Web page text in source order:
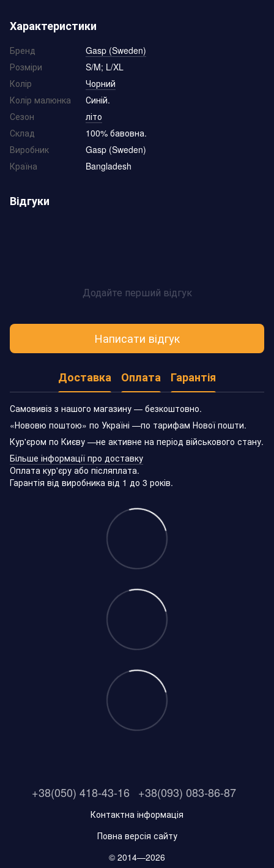
Характеристики
Бренд
Gasp (Sweden)
Розміри
S/M; L/XL
Колір
Чорний
Колір малюнка
Синій.
Сезон
літо
Склад
100% бавовна.
Виробник
Gasp (Sweden)
Країна
Bangladesh
Відгуки
Додайте перший відгук
Написати відгук
Доставка Оплата Гарантія
Самовивіз з нашого магазину — безкоштовно.
«Нововю поштою» по Україні —по тарифам Нової пошти.
Кур'єром по Києву —не активне на період військового стану.
Більше інформації про доставку
Оплата кур'єру або післяплата.
Гарантія від виробника від 1 до 3 років.
+38(050) 418-43-16 +38(093) 083-86-87
Контактна інформація
Повна версія сайту
© 2014—2026